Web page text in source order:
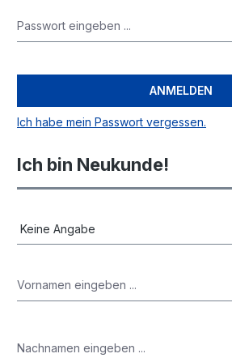
Ich habe mein Passwort vergessen.
ANMELDEN
Ich bin Neukunde!
Persönliche Informationen